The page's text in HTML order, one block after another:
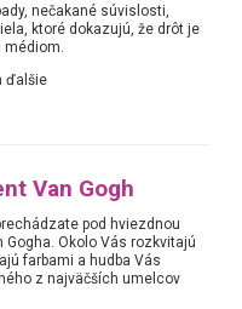
nečakané súvislosti,
ktoré dokazujú, že drôt je
ďalšie
Van Gogh
pod hviezdnou
Gogha. Okolo Vás rozkvitajú
farbami a hudba Vás
z najväčších umelcov